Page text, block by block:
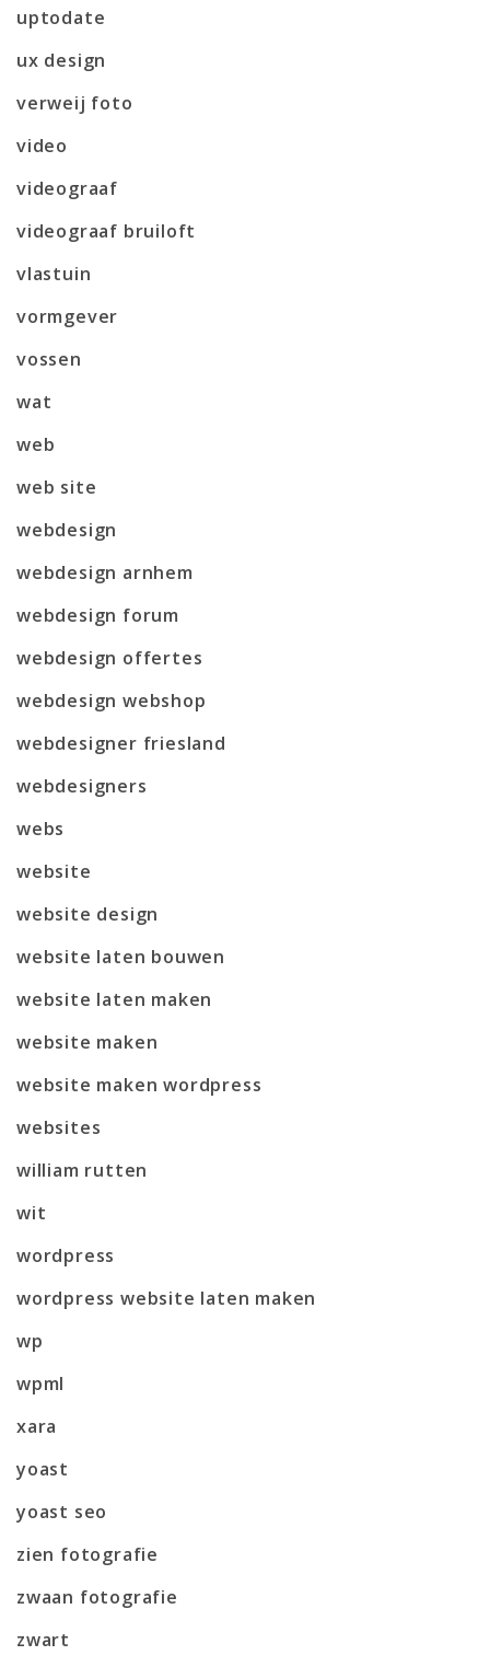
uptodate
ux design
verweij foto
video
videograaf
videograaf bruiloft
vlastuin
vormgever
vossen
wat
web
web site
webdesign
webdesign arnhem
webdesign forum
webdesign offertes
webdesign webshop
webdesigner friesland
webdesigners
webs
website
website design
website laten bouwen
website laten maken
website maken
website maken wordpress
websites
william rutten
wit
wordpress
wordpress website laten maken
wp
wpml
xara
yoast
yoast seo
zien fotografie
zwaan fotografie
zwart